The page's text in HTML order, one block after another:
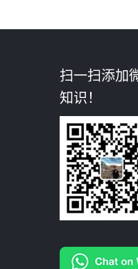
扫一扫添加
知识！